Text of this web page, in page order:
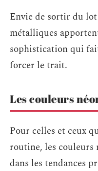
Envie de sortir du lot
métalliques
sophistication qui
forcer le trait.
Les couleurs
Pour celles et ceux
routine, les couleurs
dans les tendances